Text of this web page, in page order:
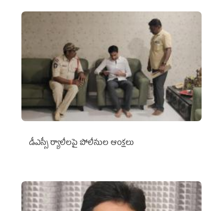
డీఎస్సీ ర్యాలీలపై పోలీసుల ఆంక్షలు